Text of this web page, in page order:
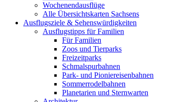
Wochenendausflüge
Alle Übersichtskarten Sachsens
Ausflugsziele & Sehenswürdigkeiten
Ausflugstipps für Familien
Für Familien
Zoos und Tierparks
Freizeitparks
Schmalspurbahnen
Park- und Pioniereisenbahnen
Sommerrodelbahnen
Planetarien und Sternwarten